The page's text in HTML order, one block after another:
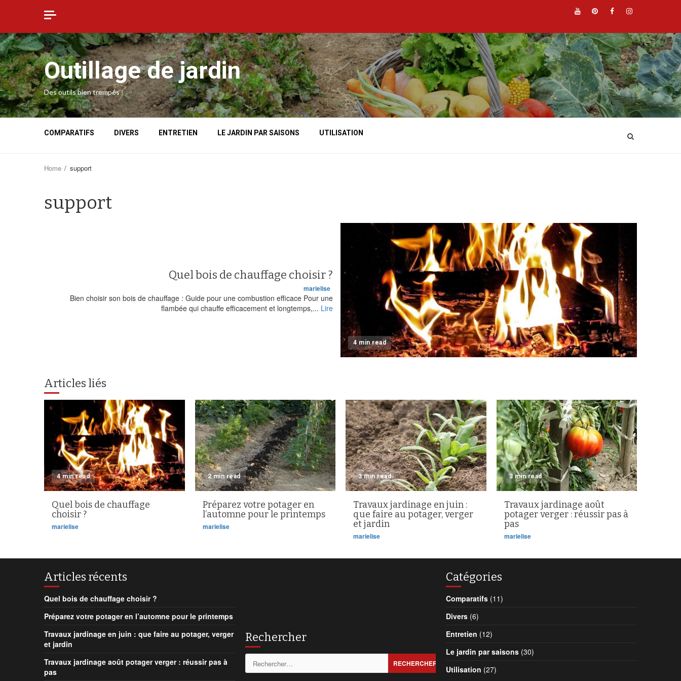
YouTube
Pinterest
Facebook
Outillage de jardin
Des outils bien trempés
COMPARATIFS DIVERS ENTRETIEN LE JARDIN PAR SAISONS UTILISATION
Home support
support
4 min read
Quel bois de chauffage choisir ?
marielise
Bien choisir son bois de chauffage : Guide pour une combustion efficace Pour une
flambée qui chauffe efficacement et longtemps,... Lire
Articles liés
4 min read
Quel bois de chauffage
choisir ?
marielise
2 min read
Préparez votre potager en
l’automne pour le printemps
marielise
3 min read
Travaux jardinage en juin :
que faire au potager, verger
et jardin
marielise
3 min read
Travaux jardinage août
potager verger : réussir pas à
pas
marielise
Articles récents
Quel bois de chauffage choisir ?
Préparez votre potager en l’automne pour le printemps
Travaux jardinage en juin : que faire au potager, verger
et jardin
Travaux jardinage août potager verger : réussir pas à
pas
Rechercher
Catégories
Comparatifs (11)
Divers (6)
Entretien (12)
Le jardin par saisons (30)
Utilisation (27)